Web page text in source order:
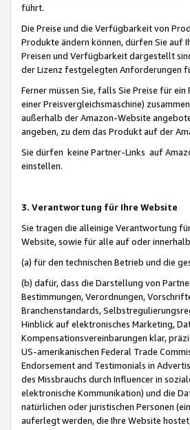
führt.
Die Preise und die Verfügbarkeit von
Produkte ändern können, dürfen Sie auf
Preisen und Verfügbarkeit dargestellt
der Lizenz festgelegten Anforderungen
Ferner müssen Sie, falls Sie Preise für
einer Preisvergleichsmaschine)
außerhalb der Amazon-Website
angeben, zu dem das Produkt auf der
Sie dürfen keine Partner-Links auf
einstellen.
3. Verantwortung für Ihre Website
Sie tragen die alleinige Verantwortung
Website, sowie für alle auf oder
(a) für den technischen Betrieb und die
(b) dafür, dass die Darstellung von
Bestimmungen, Verordnungen,
Branchenstandards,
Hinblick auf elektronisches Marketing,
Kompensationsvereinbarungen klar,
US-amerikanischen Federal Trade
Endorsement and Testimonials in
des Missbrauchs durch Influencer in
elektronische Kommunikation) und die
natürlichen oder juristischen Personen
auferlegt werden, die Ihre Website